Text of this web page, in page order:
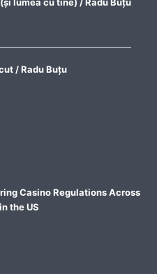
/ Radu Buțu
Casino Regulations Across
the US